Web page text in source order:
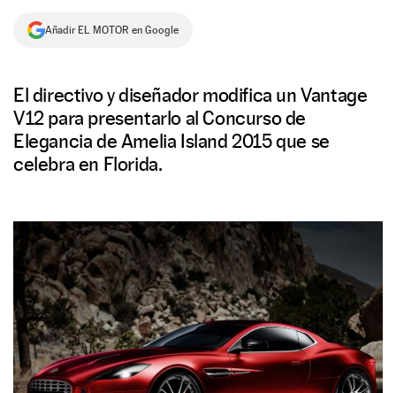
NEWSLETTER
Añadir EL MOTOR en Google
El directivo y diseñador modifica un Vantage
V12 para presentarlo al Concurso de
Elegancia de Amelia Island 2015 que se
celebra en Florida.